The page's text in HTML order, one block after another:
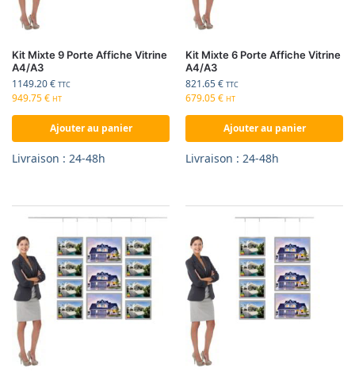
Kit Mixte 9 Porte Affiche Vitrine
A4/A3
1149.20€ TTC
949.75€ HT
Ajouter au panier
Livraison : 24-48h
Kit Mixte 6 Porte Affiche Vitrine
A4/A3
821.65€ TTC
679.05€ HT
Ajouter au panier
Livraison : 24-48h